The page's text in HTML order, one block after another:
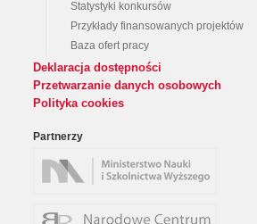
Statystyki konkursów
Przykłady finansowanych projektów
Baza ofert pracy
Deklaracja dostępności
Przetwarzanie danych osobowych
Polityka cookies
Partnerzy